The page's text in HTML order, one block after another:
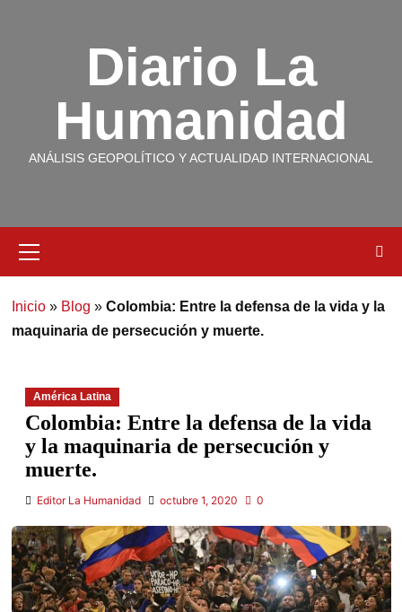
Diario La
Humanidad
ANÁLISIS GEOPOLÍTICO Y ACTUALIDAD INTERNACIONAL
Inicio» Blog » Colombia: Entre la defensa de la vida y la
maquinaria de persecución y muerte.
América Latina
Colombia: Entre la defensa de la vida
y la maquinaria de persecución y
muerte.
Editor La Humanidad octubre 1, 2020 0